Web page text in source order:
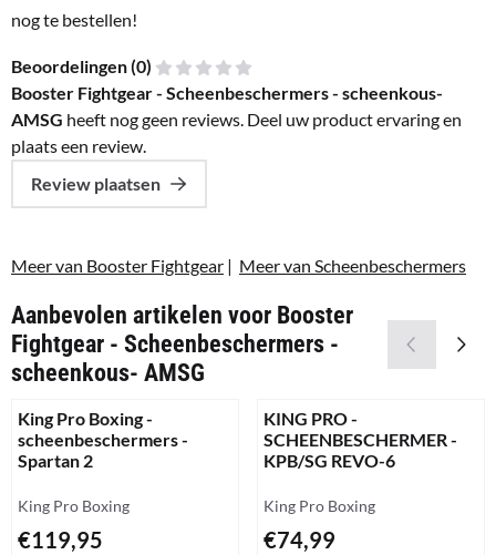
nog te bestellen!
Beoordelingen (0)
Booster Fightgear - Scheenbeschermers - scheenkous-
AMSG heeft nog geen reviews. Deel uw product ervaring en
plaats een review.
Review plaatsen
Meer van Booster Fightgear | Meer van Scheenbeschermers
Aanbevolen artikelen voor Booster
Fightgear - Scheenbeschermers -
scheenkous- AMSG
King Pro Boxing -
scheenbeschermers -
Spartan 2
Merk:
King Pro Boxing
Prijs: 119,95
€119,95
KING PRO -
SCHEENBESCHERMER -
KPB/SG REVO-6
Merk:
King Pro Boxing
Prijs: 74,99
€74,99